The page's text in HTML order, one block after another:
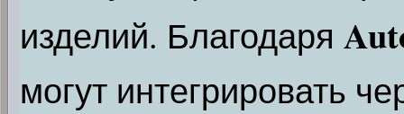
изделий. Благодаря
могут интегрировать